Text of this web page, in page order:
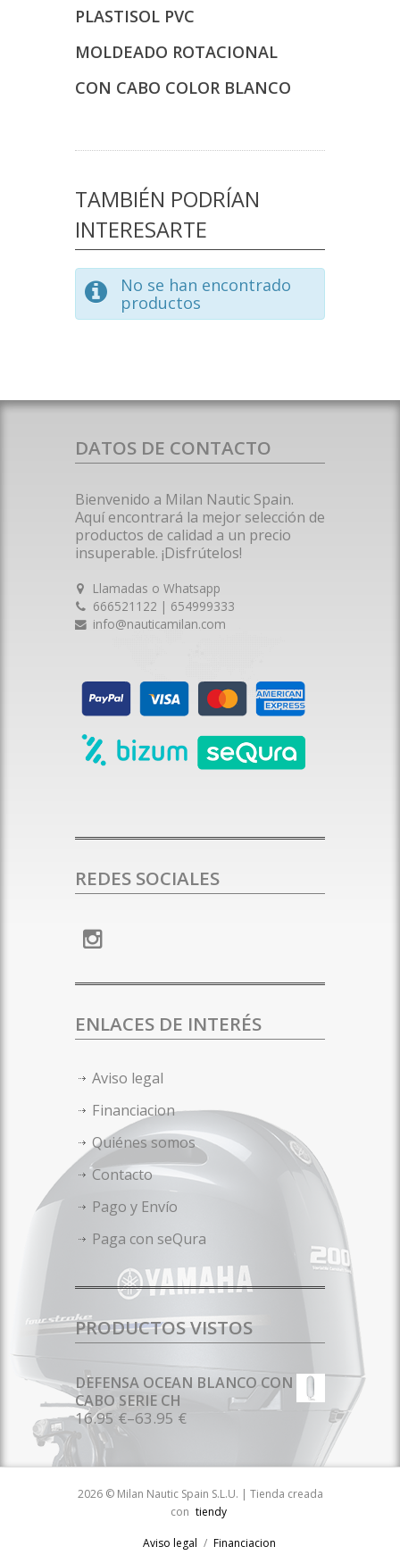
PLASTISOL PVC
MOLDEADO ROTACIONAL
CON CABO COLOR BLANCO
TAMBIÉN PODRÍAN
INTERESARTE
No se han encontrado
productos
DATOS DE CONTACTO
Bienvenido a Milan Nautic Spain.
Aquí encontrará la mejor selección de
productos de calidad a un precio
insuperable. ¡Disfrútelos!
Llamadas o Whatsapp
666521122 | 654999333
info@nauticamilan.com
REDES SOCIALES
ENLACES DE INTERÉS
Aviso legal
Financiacion
Quiénes somos
Contacto
Pago y Envío
Paga con seQura
PRODUCTOS VISTOS
DEFENSA OCEAN BLANCO CON
CABO SERIE CH
16.95 €–63.95 €
2026 © Milan Nautic Spain S.L.U. | Tienda creada
con tiendy
Aviso legal
Financiacion